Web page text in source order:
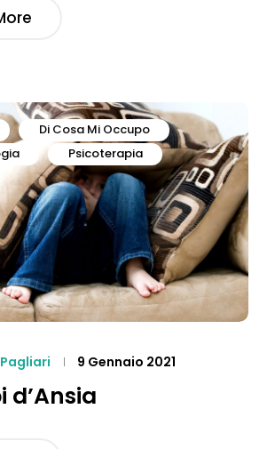
Di Cosa Mi Occupo
Psicoterapia
9 Gennaio 2021
d’Ansia